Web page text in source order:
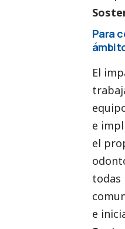
Para
El
e
el
todas
e